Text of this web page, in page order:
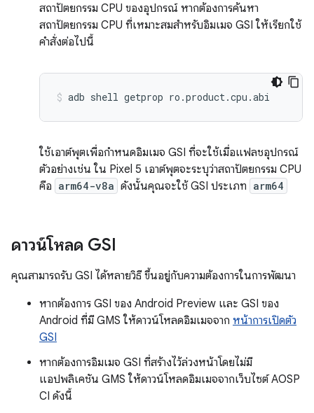
สถาปัตยกรรม CPU ของอุปกรณ์ หากต้องการค้นหา
สถาปัตยกรรม CPU ที่เหมาะสมสำหรับอิมเมจ GSI ให้เรียกใช้
คำสั่งต่อไปนี้
adb shell getprop ro.product.cpu.abi
ใช้เอาต์พุตเพื่อกำหนดอิมเมจ GSI ที่จะใช้เมื่อแฟลชอุปกรณ์
ตัวอย่างเช่น ใน Pixel 5 เอาต์พุตจะระบุว่าสถาปัตยกรรม CPU
คือ arm64-v8a ดังนั้นคุณจะใช้ GSI ประเภท arm64
ดาวน์โหลด GSI
คุณสามารถรับ GSI ได้หลายวิธี ขึ้นอยู่กับความต้องการในการพัฒนา
หากต้องการ GSI ของ Android Preview และ GSI ของ
Android ที่มี GMS ให้ดาวน์โหลดอิมเมจจาก หน้าการเปิดตัว
GSI
หากต้องการอิมเมจ GSI ที่สร้างไว้ล่วงหน้าโดยไม่มี
แอปพลิเคชัน GMS ให้ดาวน์โหลดอิมเมจจากเว็บไซต์ AOSP
CI ดังนี้